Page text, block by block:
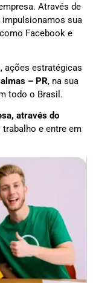
Através de
sua
Facebook e
ações estratégicas
– PR, na sua
todo o Brasil.
através do
e entre em